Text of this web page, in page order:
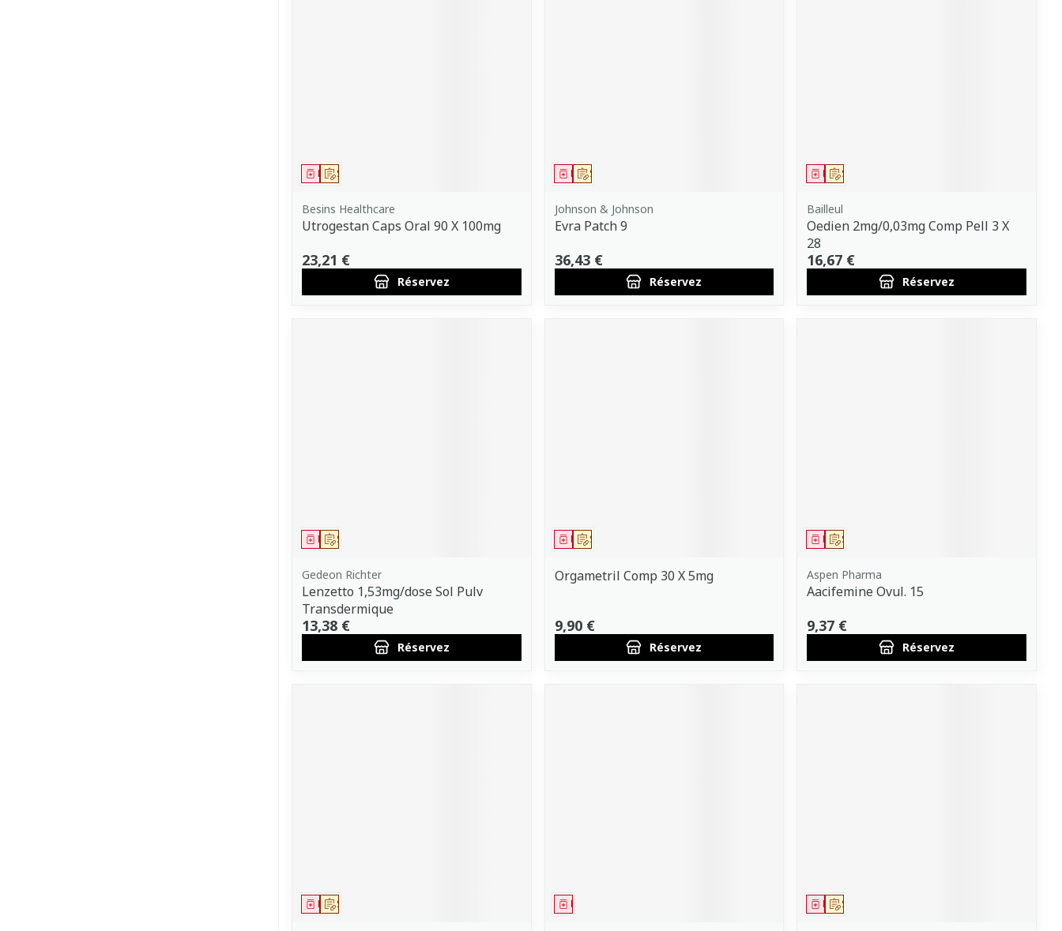
Sur prescription
Médicament
Besins Healthcare
Utrogestan Caps Oral 90 X 100mg
23,21 €
Réservez
Sur prescription
Médicament
Johnson & Johnson
Evra Patch 9
36,43 €
Réservez
Sur prescription
Médicament
Bailleul
Oedien 2mg/0,03mg Comp Pell 3 X
28
16,67 €
Réservez
Sur prescription
Médicament
Gedeon Richter
Lenzetto 1,53mg/dose Sol Pulv
Transdermique
13,38 €
Réservez
Sur prescription
Médicament
Orgametril Comp 30 X 5mg
9,90 €
Réservez
Sur prescription
Médicament
Aspen Pharma
Aacifemine Ovul. 15
9,37 €
Réservez
Sur prescription
Médicament Médicament Sur prescription
Médicament